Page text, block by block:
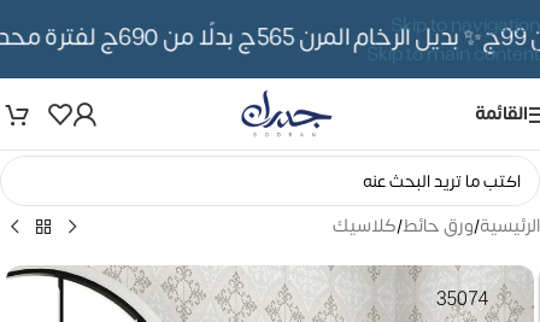
Skip to navigation
Skip to main content
✨ بديل الرخام المرن 565ج بدلًا من 690ج لفترة محدوده
القائمة
الرئيسية/ورق حائط/كلاسيك